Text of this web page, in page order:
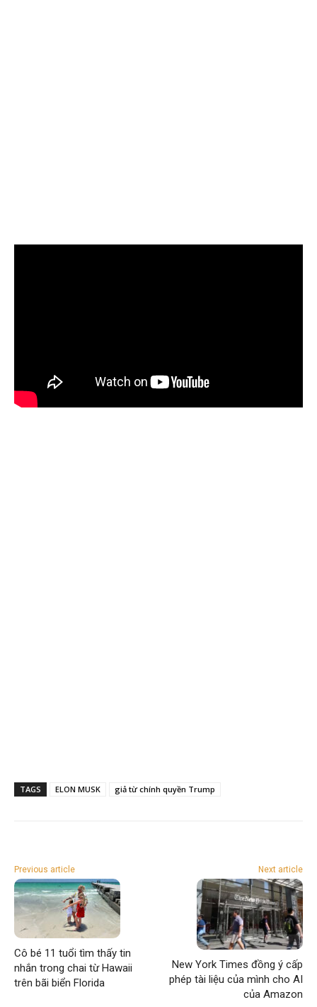
TAGS ELON MUSK giả từ chính quyền Trump
Previous article
Cô bé 11 tuổi tìm thấy tin
nhắn trong chai từ Hawaii
trên bãi biển Florida
Next article
New York Times đồng ý cấp
phép tài liệu của mình cho AI
của Amazon